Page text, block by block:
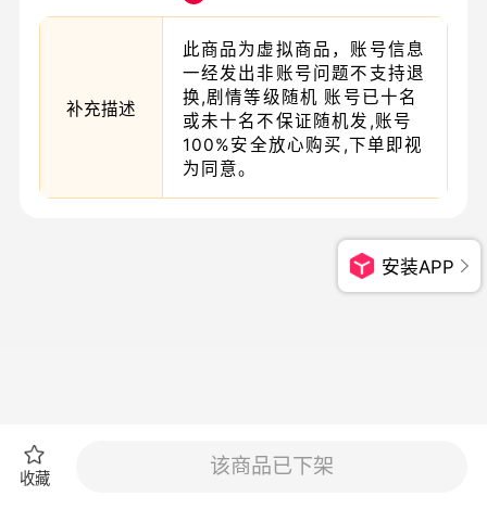
补充描述
此商品为虚拟商品，账号信息
一经发出非账号问题不支持退
换,剧情等级随机 账号已十名
或未十名不保证随机发,账号
100%安全放心购买,下单即视
为同意。
收藏
该商品已下架
安装APP